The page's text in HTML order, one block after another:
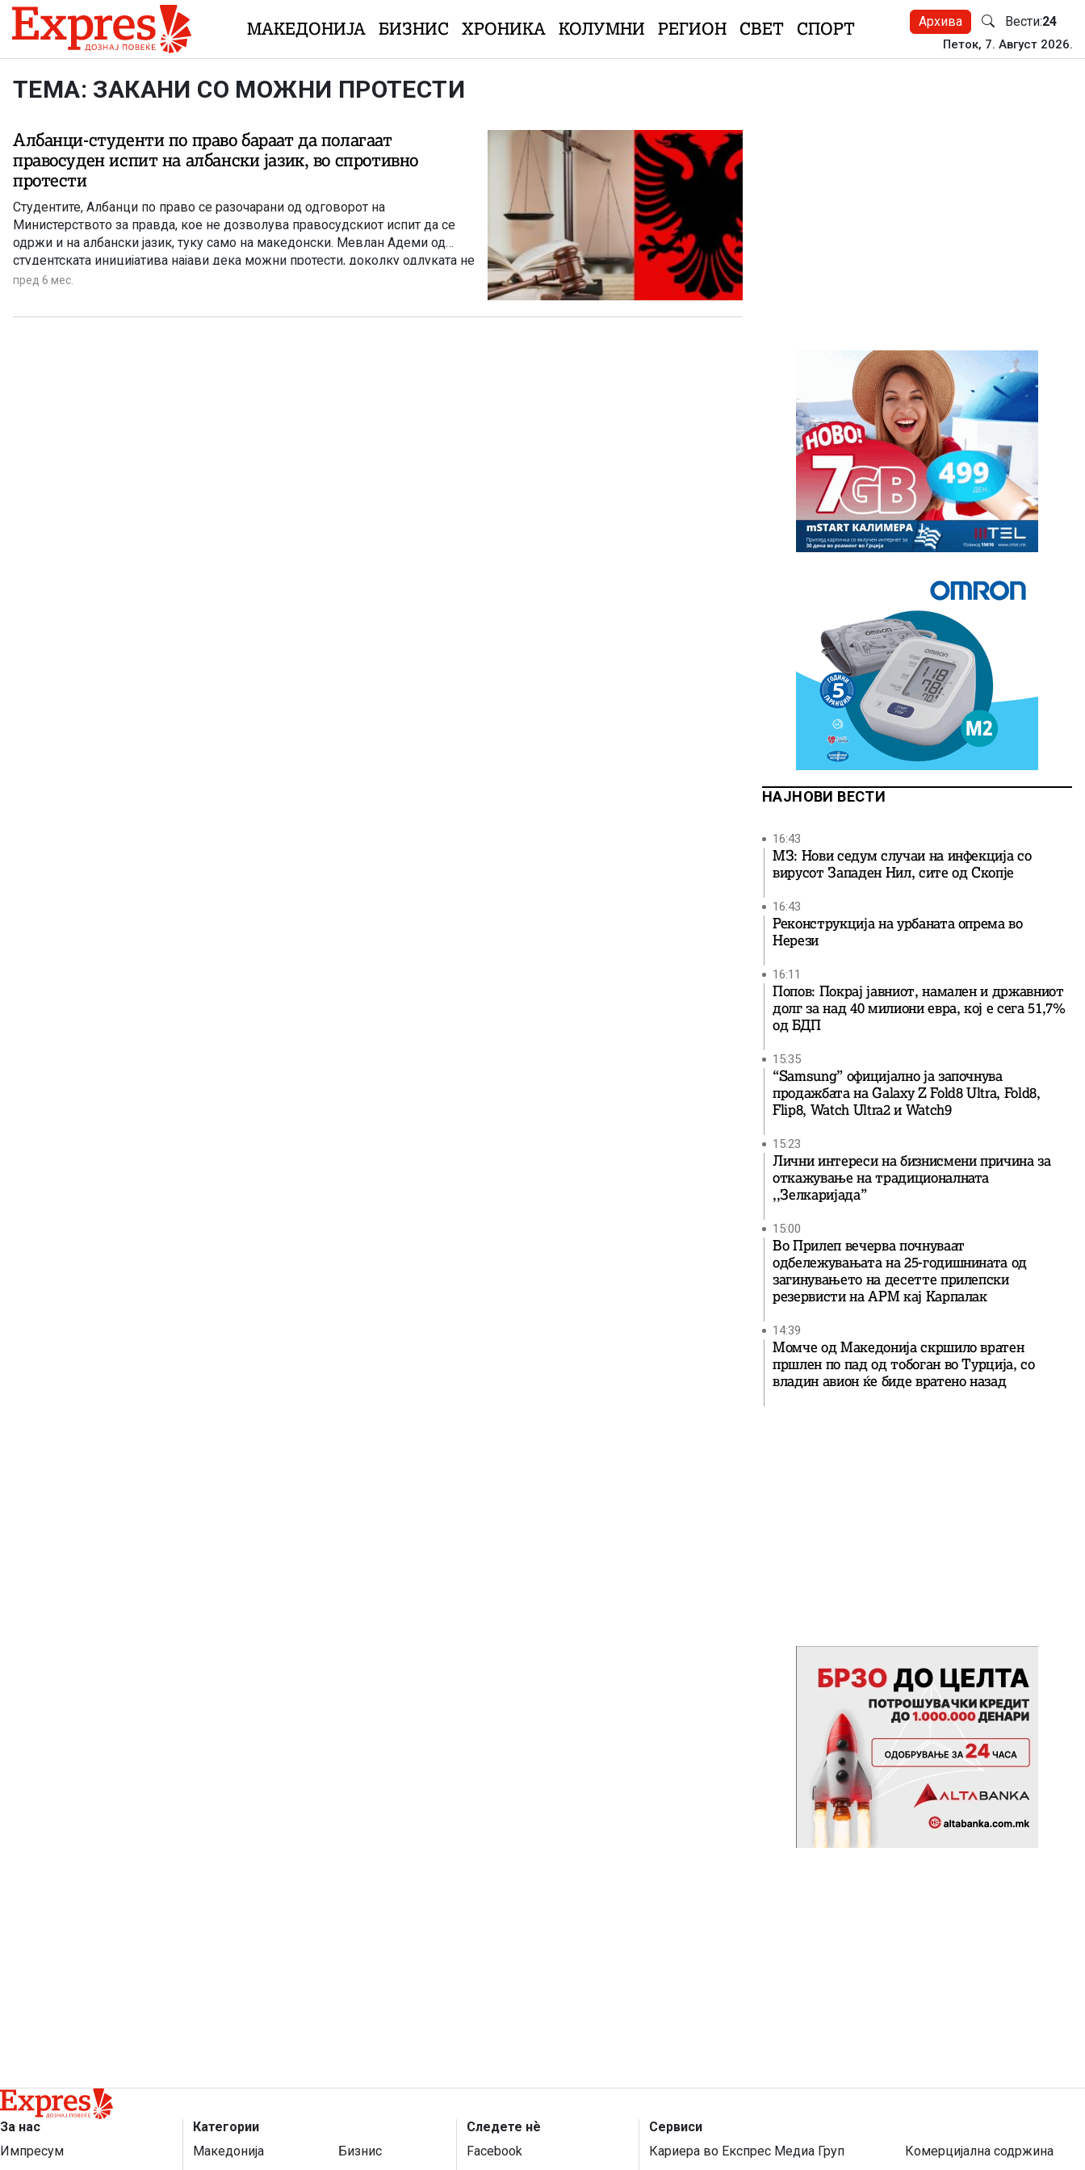
Skip to content
МАКЕДОНИЈА БИЗНИС ХРОНИКА КОЛУМНИ РЕГИОН СВЕТ СПОРТ Архива Вести:24
Петок, 7. Август 2026.
ТЕМА: ЗАКАНИ СО МОЖНИ ПРОТЕСТИ
Албанци-студенти по право бараат да полагаат
правосуден испит на албански јазик, во спротивно
протести
Студентите, Албанци по право се разочарани од одговорот на
Министерството за правда, кое не дозволува правосудскиот испит да се
одржи и на албански јазик, туку само на македонски. Мевлан Адеми од
студентската иницијатива најави дека можни протести, доколку одлуката не
биде сменета.
пред 6 мес.
НАЈНОВИ ВЕСТИ
16:43
МЗ: Нови седум случаи на инфекција со
вирусот Западен Нил, сите од Скопје
16:43
Реконструкција на урбаната опрема во
Нерези
16:11
Попов: Покрај јавниот, намален и државниот
долг за над 40 милиони евра, кој e сега 51,7%
од БДП
15:35
“Samsung” официјално ја започнува
продажбата на Galaxy Z Fold8 Ultra, Fold8,
Flip8, Watch Ultra2 и Watch9
15:23
Лични интереси на бизнисмени причина за
откажување на традиционалната
,,Зелкаријада”
15:00
Во Прилеп вечерва почнуваат
одбележувањата на 25-годишнината од
загинувањето на десетте прилепски
резервисти на АРМ кај Карпалак
14:39
Момче од Македонија скршило вратен
пршлен по пад од тобоган во Турција, со
владин авион ќе биде вратенo назад
За нас
Импресум
Категории
Македонија
Бизнис
Следете нѐ
Facebook
Сервиси
Кариера во Експрес Медиа Груп
Комерцијална содржина